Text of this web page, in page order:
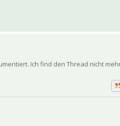
Ich find den Thread nicht